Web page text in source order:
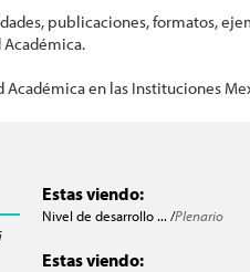
publicaciones, formatos,
Académica en las Instituciones
la integridad en mi
Estas viendo:
Nivel de desarrollo ... /Plenario
Estas viendo: